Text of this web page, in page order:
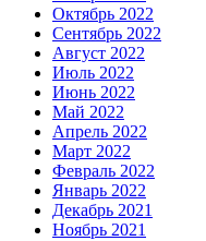
Октябрь 2022
Сентябрь 2022
Август 2022
Июль 2022
Июнь 2022
Май 2022
Апрель 2022
Март 2022
Февраль 2022
Январь 2022
Декабрь 2021
Ноябрь 2021